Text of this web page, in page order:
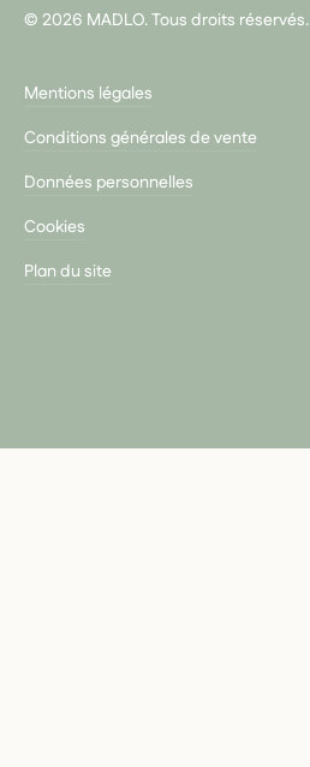
© 2026 MADLO. Tous droits réservés.
Mentions légales
Conditions générales de vente
Données personnelles
Cookies
Plan du site